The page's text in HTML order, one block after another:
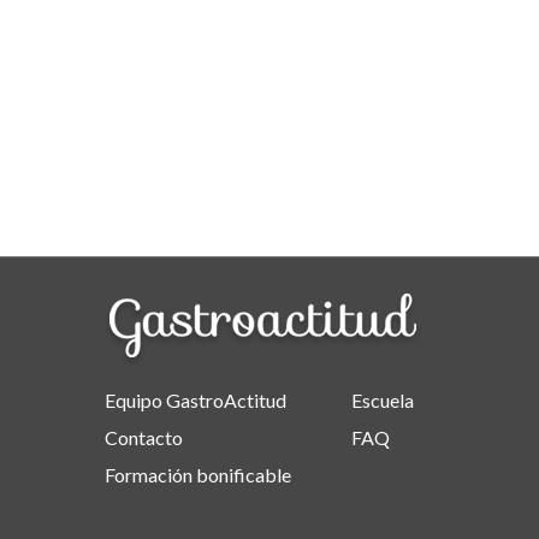
Equipo GastroActitud
Contacto
Formación bonificable
Escuela
FAQ